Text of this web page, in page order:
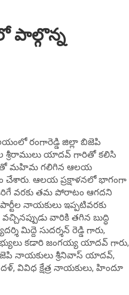
పాల్గొన్న
రంగారెడ్డి జిల్లా బిజెపి
శ్రీరాములు యాదవ్ గారితో కలిసి
మహిమ గలిగిన ఆలయ
చేశారు. ఆలయ ప్రక్షాళనలో భాగంగా
వరకు తమ పోరాటం ఆగదని
నాయకులు ఇప్పటివరకు
వారికి తగిన బుద్ధి
మిద్దె సుదర్శన్ రెడ్డి గారు,
కడారి జంగయ్య యాదవ్ గారు,
నాయకులు శ్రీనివాస్ యాదవ్,
వివిధ క్షేత్ర నాయకులు, హిందూ